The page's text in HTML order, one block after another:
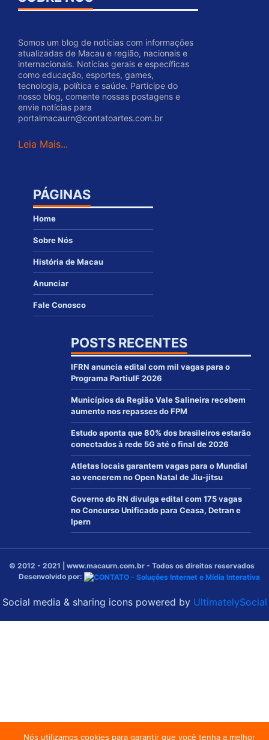
Somos um blog de notícias com informações
atualizadas de Macau e região, nacionais e
internacionais. Notícias gerais e específicas
como educação, esportes, games,
tecnologia, política e saúde. Participe do
nosso blog, comente nossas postagens e
envie notícias para
portalmacaurn@contatoartes.com.br
Leia Mais...
PÁGINAS
Home
Sobre Nós
História de Macau
Anunciar
Fale Conosco
POSTS RECENTES
IFRN anuncia edital com mil vagas para o
Programa PartiuIF 2026
Municípios da Região Vale Salineira recebem
aumento nos repasses do FPM
Estudo aponta que 80% dos brasileiros estarão
conectados à rede 5G até o final de 2026
Atletas locais garantem vagas para o Mundial
ao vencerem no Open Natal de Jiu-jitsu
Governo do RN divulga edital com 175 vagas
no Concurso Unificado para Ceasa, Detran e
Ipern
© 2012 - 2021 | www.macaurn.com.br - Todos os direitos reservados
Desenvolvido por:
Social media & sharing icons powered by UltimatelySocial
Nós utilizamos cookies para garantir que você tenha a melhor